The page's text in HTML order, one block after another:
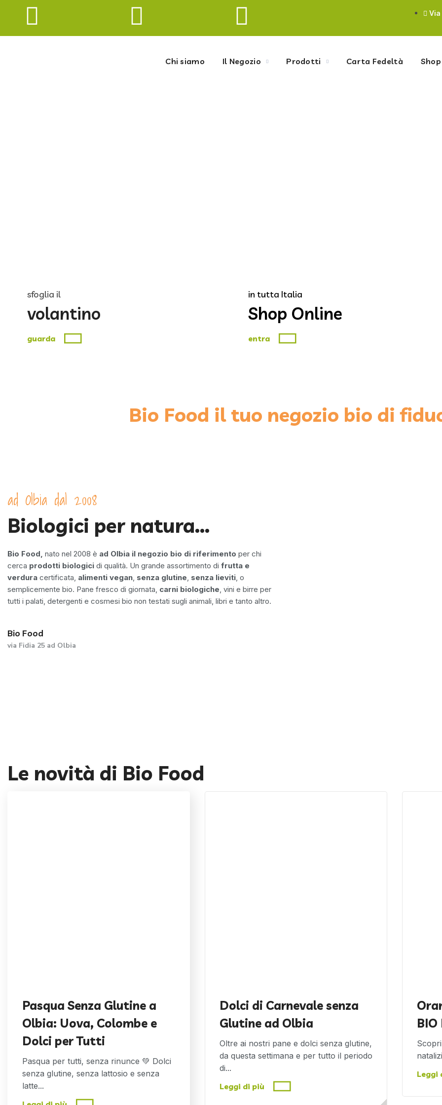
Via
Chi siamo Il Negozio Prodotti Carta Fedeltà
sfoglia il
volantino
guarda
in tutta Italia
Shop Online
entra
Bio Food il tuo negozio bio di
ad Olbia dal 2008
Biologici per natura...
Bio Food, nato nel 2008 è ad Olbia il negozio bio di riferimento per chi
cerca prodotti biologici di qualità. Un grande assortimento di frutta e
verdura certificata, alimenti vegan, senza glutine, senza lieviti, o
semplicemente bio. Pane fresco di giornata, carni biologiche, vini e birre per
tutti i palati, detergenti e cosmesi bio non testati sugli animali, libri e tanto altro.
Bio Food
via Fidia 25 ad Olbia
Le novità di Bio Food
Pasqua Senza Glutine a
Olbia: Uova, Colombe e
Dolci per Tutti
Pasqua per tutti, senza rinunce 💚 Dolci
senza glutine, senza lattosio e senza
latte...
Dolci di Carnevale senza
Glutine ad Olbia
Oltre ai nostri pane e dolci senza glutine,
da questa settimana e per tutto il periodo
di...
Leggi di più
BIO
Leggi